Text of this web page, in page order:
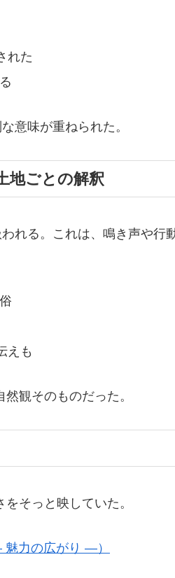
れた
意味が重ねられた。
地ごとの解釈
れる。これは、鳴き声や行
えも
観そのものだった。
そっと映していた。
力の広がり ―）